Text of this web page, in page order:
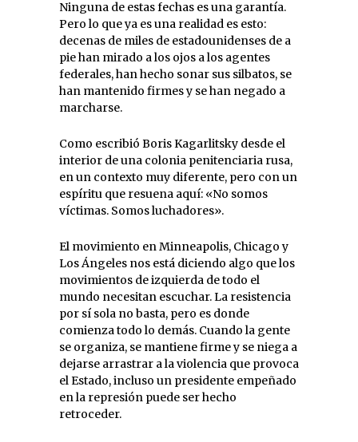
Ninguna de estas fechas es una garantía.
Pero lo que ya es una realidad es esto:
decenas de miles de estadounidenses de a
pie han mirado a los ojos a los agentes
federales, han hecho sonar sus silbatos, se
han mantenido firmes y se han negado a
marcharse.
Como escribió Boris Kagarlitsky desde el
interior de una colonia penitenciaria rusa,
en un contexto muy diferente, pero con un
espíritu que resuena aquí: «No somos
víctimas. Somos luchadores».
El movimiento en Minneapolis, Chicago y
Los Ángeles nos está diciendo algo que los
movimientos de izquierda de todo el
mundo necesitan escuchar. La resistencia
por sí sola no basta, pero es donde
comienza todo lo demás. Cuando la gente
se organiza, se mantiene firme y se niega a
dejarse arrastrar a la violencia que provoca
el Estado, incluso un presidente empeñado
en la represión puede ser hecho
retroceder.